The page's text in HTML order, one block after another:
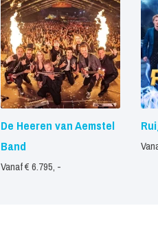
De Heeren van Aemstel
Band
Vanaf € 6.795, -